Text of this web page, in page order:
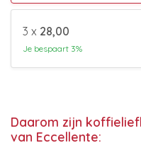
3 x 28,00
Je bespaart 3%
Daarom zijn
van Eccellente: